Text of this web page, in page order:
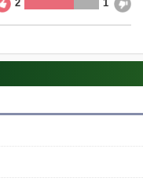
※発動条件あり
キル(4)】
ー(
純粋サイヤ人
た力
2 1